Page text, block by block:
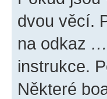
dvou věcí.
na odkaz
instrukce.
Některé